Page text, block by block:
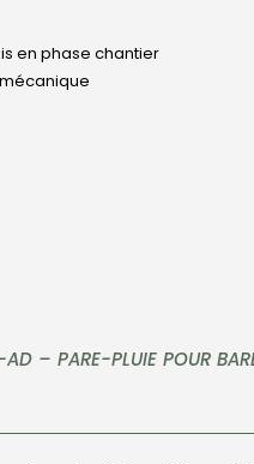
en phase chantier
– PARE-PLUIE POUR